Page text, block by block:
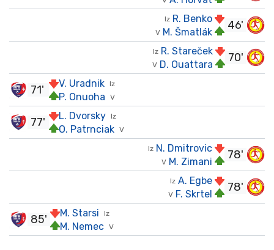
46'
Iz R. Benko
V M. Šmatlák
70'
Iz R. Stareček
V D. Ouattara
Iz
V. Uradnik
V
P. Onuoha
71'
Iz
L. Dvorsky
V
O. Patrnciak
77'
78'
Iz N. Dmitrovic
V M. Zimani
78'
Iz A. Egbe
V F. Skrtel
Iz
M. Starsi
V
M. Nemec
85'